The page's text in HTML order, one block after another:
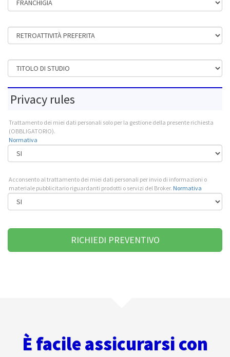
Privacy rules
Trattamento dei miei dati personali solo per la gestione della presente richiesta
(OBBLIGATORIO).
Normativa
Acconsento al trattamento dei miei dati personali per invio di informazioni o
materiale pubblicitario riguardanti prodotti o servizi del Broker. Normativa
È facile assicurarsi con